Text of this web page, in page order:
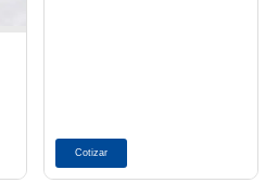
Cotizar